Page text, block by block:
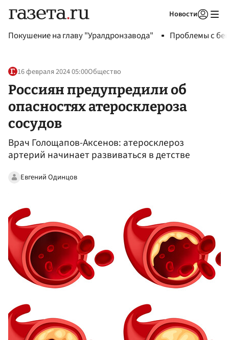
Новости
Покушение на главу "Уралдронзавода" Проблемы с
16 февраля 2024 05:00Общество
Россиян предупредили об
опасностях атеросклероза
сосудов
Врач Голощапов-Аксенов: атеросклероз
артерий начинает развиваться в детстве
Евгений Одинцов